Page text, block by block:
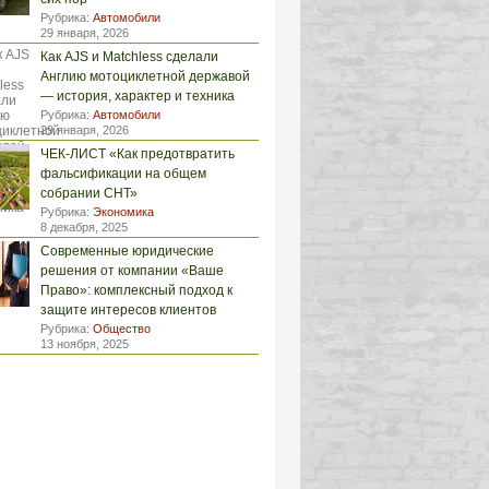
Рубрика: Автомобили
29 января, 2026
Как AJS и Matchless сделали
Англию мотоциклетной державой
— история, характер и техника
Рубрика: Автомобили
29 января, 2026
ЧЕК-ЛИСТ «Как предотвратить
фальсификации на общем
собрании СНТ»
Рубрика: Экономика
8 декабря, 2025
Современные юридические
решения от компании «Ваше
Право»: комплексный подход к
защите интересов клиентов
Рубрика: Общество
13 ноября, 2025